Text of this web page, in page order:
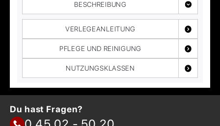
BESCHREIBUNG
VERLEGEANLEITUNG
PFLEGE UND REINIGUNG
NUTZUNGSKLASSEN
Du hast Fragen?